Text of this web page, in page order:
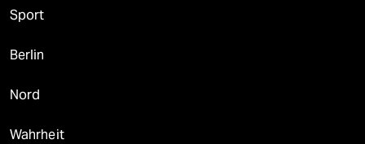
Sport
Berlin
Nord
Wahrheit